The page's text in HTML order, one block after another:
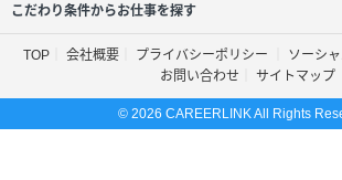
こだわり条件からお仕事を探す
TOP 会社概要 プライバシーポリシー
ソーシ
お問い合わせ
サイトマップ
© 2026 CAREERLINK All Rights